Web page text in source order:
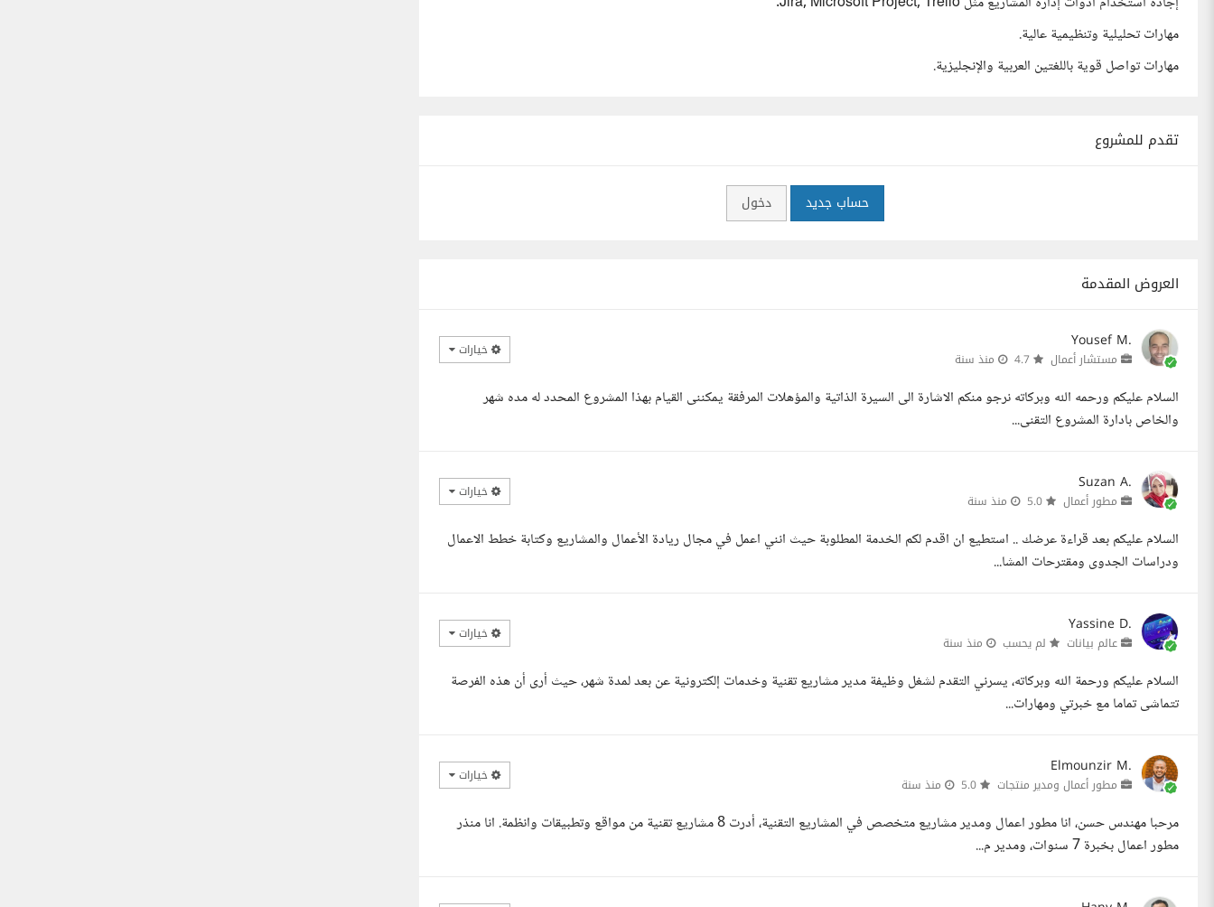
مهارات تحليلية وتنظيمية عالية.
مهارات تواصل قوية باللغتين العربية والإنجليزية.
تقدم للمشروع
حساب جديد دخول
العروض المقدمة
Yousef M.
مستشار أعمال منذ سنة خيارات
السلام عليكم ورحمه الله وبركاته نرجو منكم الاشارة الى السيرة الذاتية والمؤهلات المرفقة يمكننى القيام بهذا المشروع المحدد له مده شهر
والخاص بادارة المشروع التقنى...
Suzan A.
مطور أعمال منذ سنة خيارات
السلام عليكم بعد قراءة عرضك .. استطيع ان اقدم لكم الخدمة المطلوبة حيث انني اعمل في مجال ريادة الأعمال والمشاريع وكتابة خطط الاعمال
ودراسات الجدوى ومقترحات المشا...
Yassine D.
عالم بيانات لم يحسب منذ سنة خيارات
السلام عليكم ورحمة الله وبركاته، يسرني التقدم لشغل وظيفة مدير مشاريع تقنية وخدمات إلكترونية عن بعد لمدة شهر، حيث أرى أن هذه الفرصة
تتماشى تماما مع خبرتي ومهارات...
Elmounzir M.
مطور أعمال ومدير منتجات منذ سنة خيارات
مرحبا مهندس حسن، انا مطور اعمال ومدير مشاريع متخصص في المشاريع التقنية، أدرت 8 مشاريع تقنية من مواقع وتطبيقات وانظمة. انا منذر
مطور اعمال بخبرة 7 سنوات، ومدير م...